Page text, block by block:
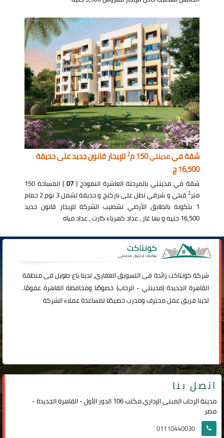
شقة فيمدينتي150 م 2للإيجار قانون جديد على حديقة
16,500 ج
شقة في مدينتي بالمرحلة العاشرة النموذج ( 07
) المساحة 150
متر2
قبلي و شرقي تطل على باركنج و حديقة تشمل 3 نوم 2 حمام
1 بلكونة بالطابق الأرضي تشطيب الشركة للإيجار قانون جديد
16,500 جنيه و بها غاز ، عداد كهرباء كارت ، عداد مياه
شركةكونتاكترائدة فى التسويق العقاري، لدينا باع طويل فى منطقة
القاهرة الجديدة (مدينتي -الرحاب) خصوصًا ومحافظة القاهرة عمومًا.
لدينا فريق عمل محترف ومدرب خصيصًا لمساعدة عملاء الشركة
اتصل بنا
مدينة الرحاب المبنى الإداري مكتب 106 الدور الأول - القاهرة الجديدة -
مصر
01110440030